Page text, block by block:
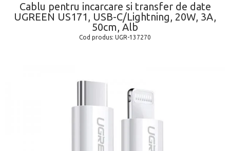
Cablu pentru incarcare si transfer de date
UGREEN US171, USB-C/Lightning, 20W, 3A,
50cm, Alb
Cod produs: UGR-137270